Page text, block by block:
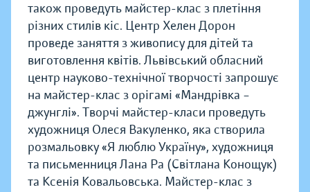
також проведуть майстер-клас з плетіння
різних стилів кіс. Центр Хелен Дорон
проведе заняття з живопису для дітей та
виготовлення квітів. Львівський обласний
центр науково-технічної творчості запрошує
на майстер-клас з орігамі «Мандрівка –
джунглі». Творчі майстер-класи проведуть
художниця Олеся Вакуленко, яка створила
розмальовку «Я люблю Україну», художниця
та письменниця Лана Ра (Світлана Конощук)
та Ксенія Ковальовська. Майстер-клас з